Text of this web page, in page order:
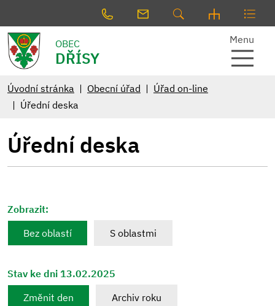
OBEC
DŘÍSY
Menu
Úvodní stránka Obecní úřad
Úřad on-line
Úřední deska
Úřední deska
Zobrazit:
Bez oblastí
S oblastmi
Stav ke dni 13.02.2025
Změnit den
Archiv roku